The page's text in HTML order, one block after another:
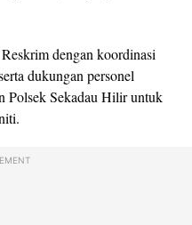
dengan koordinasi
dukungan personel
Polsek Sekadau Hilir untuk